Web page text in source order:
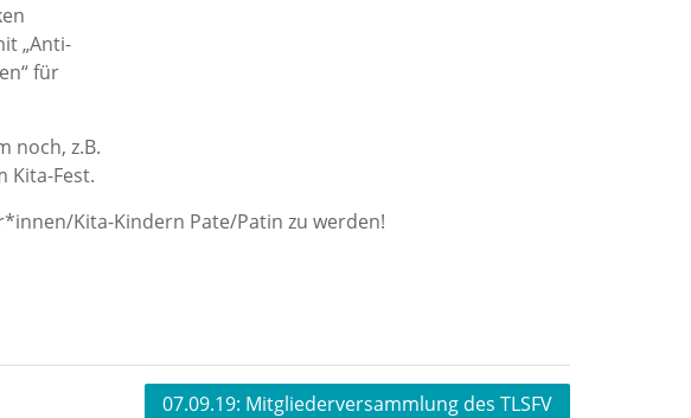
„Anti-
für
noch, z.B.
Kita-Fest.
Kita-Kindern Pate/Patin zu werden!
07.09.19: Mitgliederversammlung des TLSFV